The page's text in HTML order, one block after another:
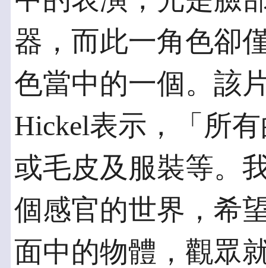
器，而此一角色卻
色當中的一個。該
Hickel表示，「所
或毛皮及服裝等。
個感官的世界，希
面中的物體，觀眾